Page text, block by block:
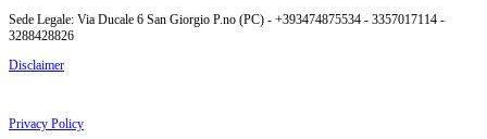
Sede Legale: Via Ducale 6 San Giorgio P.no (PC) - +393474875534 - 3357017114 -
3288428826
Disclaimer
Privacy Policy